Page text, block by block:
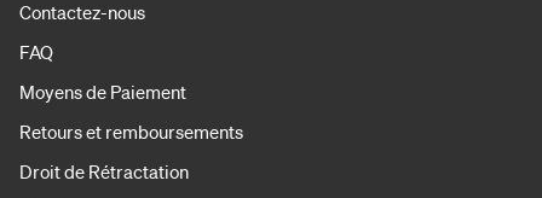
Contactez-nous
FAQ
Moyens de Paiement
Retours et remboursements
Droit de Rétractation